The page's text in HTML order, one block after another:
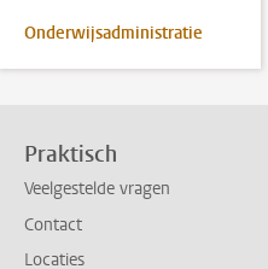
Onderwijsadministratie
Praktisch
Veelgestelde vragen
Contact
Locaties